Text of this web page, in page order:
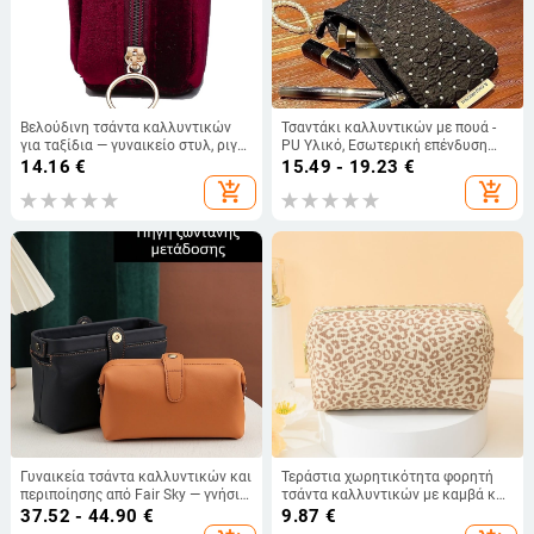
Βελούδινη τσάντα καλλυντικών
για ταξίδια — γυναικείο στυλ, ριγέ
σχέδιο, επένδυση πολυεστέρα
14.16 €
add_shopping_cart
Τσαντάκι καλλυντικών με πουά -
PU Υλικό, Εσωτερική επένδυση
από καμβά, Αποθήκευση για
15.49 - 19.23 €
add_shopping_cart
Γυναικεία τσάντα καλλυντικών και
περιποίησης από Fair Sky — γνήσιο
δέρμα, επένδυση πολυεστέρα,
37.52 - 44.90 €
Τεράστια χωρητικότητα φορητή
τσάντα καλλυντικών με καμβά και
επένδυση PU, αδιάβροχη, unisex,
9.87 €